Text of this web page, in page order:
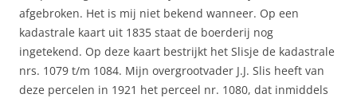
afgebroken. Het is mij niet bekend wanneer. Op een
kadastrale kaart uit 1835 staat de boerderij nog
ingetekend. Op deze kaart bestrijkt het Slisje de kadastrale
nrs. 1079 t/m 1084. Mijn overgrootvader J.J. Slis heeft van
deze percelen in 1921 het perceel nr. 1080, dat inmiddels